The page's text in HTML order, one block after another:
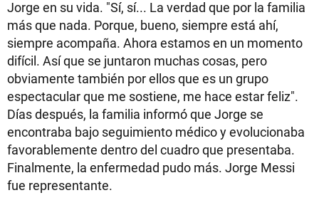
Jorge en su vida. "Sí, sí... La verdad que por la familia
más que nada. Porque, bueno, siempre está ahí,
siempre acompaña. Ahora estamos en un momento
difícil. Así que se juntaron muchas cosas, pero
obviamente también por ellos que es un grupo
espectacular que me sostiene, me hace estar feliz".
Días después, la familia informó que Jorge se
encontraba bajo seguimiento médico y evolucionaba
favorablemente dentro del cuadro que presentaba.
Finalmente, la enfermedad pudo más. Jorge Messi
fue representante.